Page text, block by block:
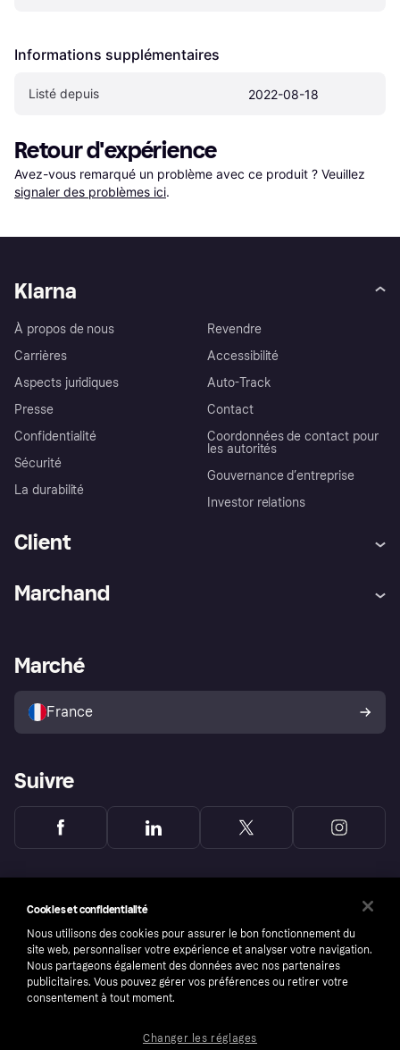
Informations supplémentaires
Listé depuis 2022-08-18
Retour d'expérience
Avez-vous remarqué un problème avec ce produit ? Veuillez
signaler des problèmes ici.
Klarna
À propos de nous
Carrières
Aspects juridiques
Presse
Confidentialité
Sécurité
La durabilité
Revendre
Accessibilité
Auto-Track
Contact
Coordonnées de contact pour
les autorités
Gouvernance d’entreprise
Investor relations
Client
Explorez les magasins
Politique de protection de
l’acheteur Klarna
Marchand
Portail Marchand
Marché
France
Suivre
Cookies et confidentialité
Nous utilisons des cookies pour assurer le bon fonctionnement du
site web, personnaliser votre expérience et analyser votre navigation.
Nous partageons également des données avec nos partenaires
publicitaires. Vous pouvez gérer vos préférences ou retirer votre
consentement à tout moment.
Changer les réglages